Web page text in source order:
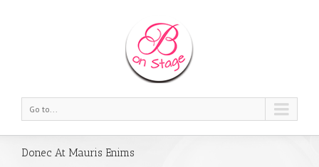
Go to...
Donec At Mauris Enims